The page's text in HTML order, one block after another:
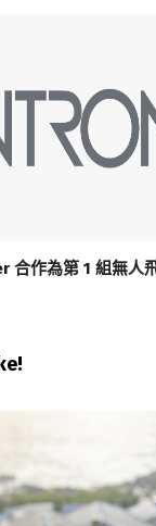
合作為第 1 組無人